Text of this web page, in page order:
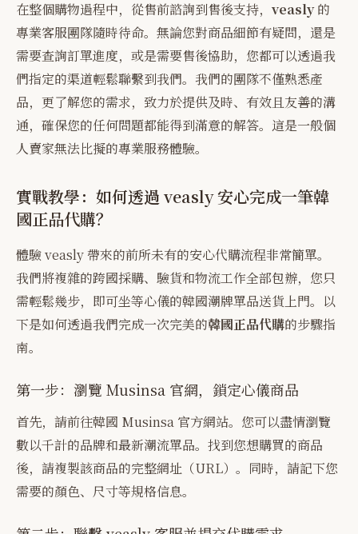
在整個購物過程中，從售前諮詢到售後支持， veasly的
專業客服團隊隨時待命。無論您對商品細節有疑問，還是
需要查詢訂單進度，或是需要售後協助，您都可以透過我
們指定的渠道輕鬆聯繫到我們。我們的團隊不僅熟悉產
品，更了解您的需求，致力於提供及時、有效且友善的溝
通，確保您的任何問題都能得到滿意的解答。這是一般個
人賣家無法比擬的專業服務體驗。
實戰教學：如何透過 veasly 安心完成一筆韓
國正品代購？
體驗 veasly 帶來的前所未有的安心代購流程非常簡單。
我們將複雜的跨國採購、驗貨和物流工作全部包辦，您只
需輕鬆幾步，即可坐等心儀的韓國潮牌單品送貨上門。以
下是如何透過我們完成一次完美的韓國正品代購的步驟指
南。
第一步：瀏覽 Musinsa 官網，鎖定心儀商品
首先，請前往韓國 Musinsa 官方網站。您可以盡情瀏覽
數以千計的品牌和最新潮流單品。找到您想購買的商品
後，請複製該商品的完整網址（URL）。同時，請記下您
需要的顏色、尺寸等規格信息。